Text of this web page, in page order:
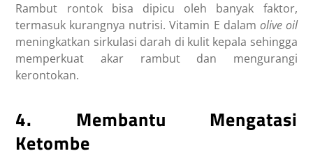
Rambut rontok bisa dipicu oleh banyak faktor,
termasuk kurangnya nutrisi. Vitamin E dalam olive oil
meningkatkan sirkulasi darah di kulit kepala sehingga
memperkuat akar rambut dan mengurangi
kerontokan.
4. Membantu Mengatasi
Ketombe